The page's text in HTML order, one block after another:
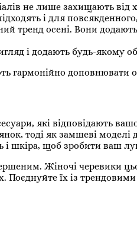
не лише захищають від
і для
тренд осені. Вони
і додають будь-якому
гармонійно доповнювати
які відповідають
тоді як замшеві моделі
і шкіра, щоб зробити ваш
Жіночі черевики
Поєднуйте їх із